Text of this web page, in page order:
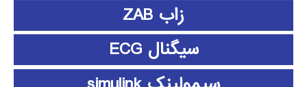
زاب ZAB
سیگنال ECG